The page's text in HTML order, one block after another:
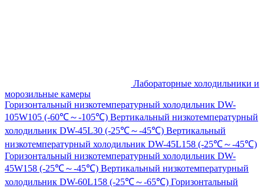
Лабораторные холодильники и
морозильные камеры
Горизонтальный низкотемпературный холодильник DW-
105W105 (-60℃～-105℃) Вертикальный низкотемпературный
холодильник DW-45L30 (-25℃～-45℃) Вертикальный
низкотемпературный холодильник DW-45L158 (-25℃～-45℃)
Горизонтальный низкотемпературный холодильник DW-
45W158 (-25℃～-45℃) Вертикальный низкотемпературный
холодильник DW-60L158 (-25℃～-65℃) Горизонтальный